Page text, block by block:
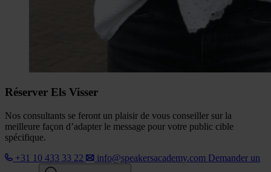
Réserver Els Visser
Nos consultants se feront un plaisir de vous conseiller sur la
meilleure façon d’adapter le message pour votre public cible
spécifique.
+31 10 433 33 22
info@speakersacademy.com Demander un